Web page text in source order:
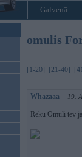
Galvenā
omulis
[1-20] [21-40]
Whazaaa 19.
Reku Omuli tev